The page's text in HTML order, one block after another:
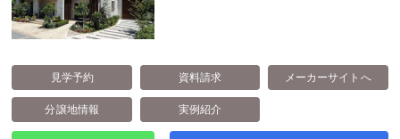
はじめての方へ
住まいづくりコラム・動画
アカウント登録
見学予約 資料請求 メーカーサイトへ
分譲地情報 実例紹介